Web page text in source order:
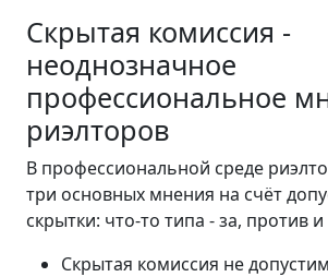
Скрытая комиссия -
неоднозначное
профессиональное
риэлторов
В профессиональной среде
три основных мнения на счёт
скрытки: что-то типа - за, против
Скрытая комиссия не